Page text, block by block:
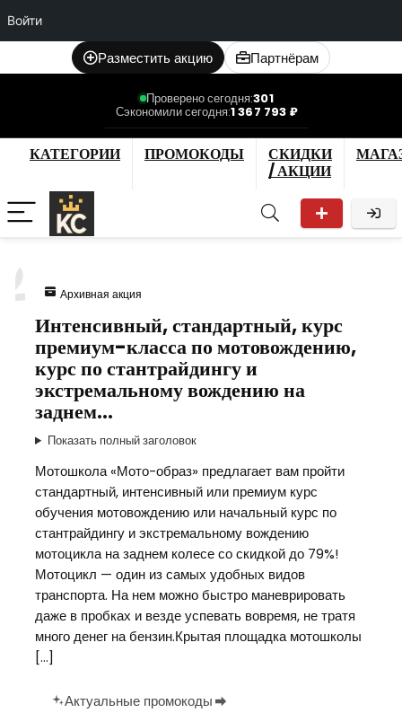
Войти
Разместить акцию Партнёрам
Проверено сегодня:301
Сэкономили сегодня:1 367 793 ₽
КАТЕГОРИИ ПРОМОКОДЫ
СКИДКИ
/ АКЦИИ
Архивная акция
Интенсивный, стандартный, курс
премиум-класса по мотовождению,
курс по стантрайдингу и
экстремальному вождению на
заднем…
Показать полный заголовок
Мотошкола «Мото-образ» предлагает вам пройти
стандартный, интенсивный или премиум курс
обучения мотовождению или начальный курс по
стантрайдингу и экстремальному вождению
мотоцикла на заднем колесе со скидкой до 79%!
Мотоцикл — один из самых удобных видов
транспорта. На нем можно быстро маневрировать
даже в пробках и везде успевать вовремя, не тратя
много денег на бензин.Крытая площадка мотошколы
[…]
Актуальные промокоды